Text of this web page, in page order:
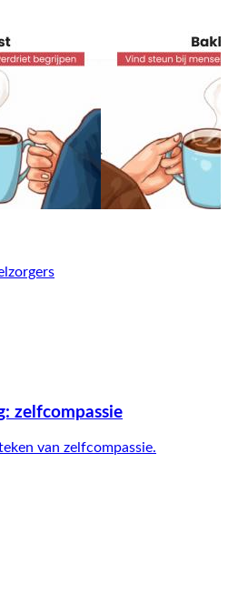
zelfcompassie
van zelfcompassie.